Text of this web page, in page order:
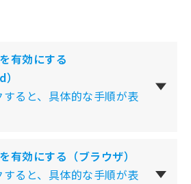
有効にする
ると、具体的な手順が表
有効にする（ブラウザ）
ると、具体的な手順が表